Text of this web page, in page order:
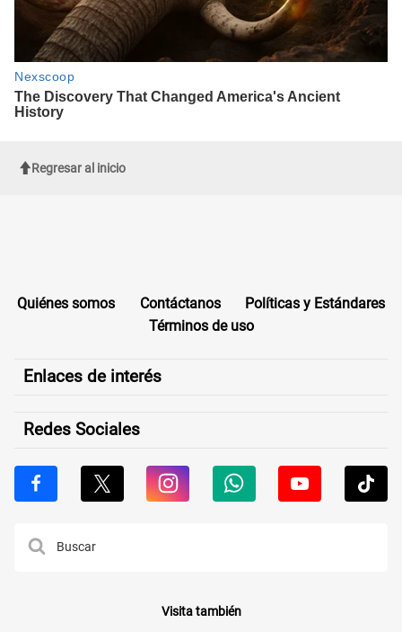
Regresar al inicio
Quiénes somos Contáctanos
Políticas y Estándares
Términos de uso
Enlaces de interés
Redes Sociales
Visita también